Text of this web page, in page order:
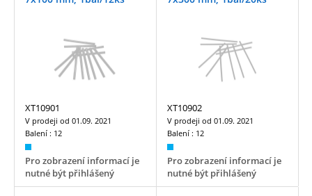
XT10901
V prodeji od 01.09. 2021
Balení : 12
Pro zobrazení informací je
nutné být přihlášený
XT10902
V prodeji od 01.09. 2021
Balení : 12
Pro zobrazení informací je
nutné být přihlášený